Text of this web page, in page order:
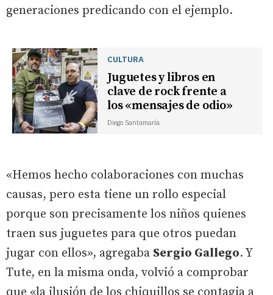
generaciones predicando con el ejemplo.
CULTURA
Juguetes y libros en
clave de rock frente a
los «mensajes de odio»
Diego Santamaría
«Hemos hecho colaboraciones con muchas
causas, pero esta tiene un rollo especial
porque son precisamente los niños quienes
traen sus juguetes para que otros puedan
jugar con ellos», agregaba Sergio Gallego. Y
Tute, en la misma onda, volvió a comprobar